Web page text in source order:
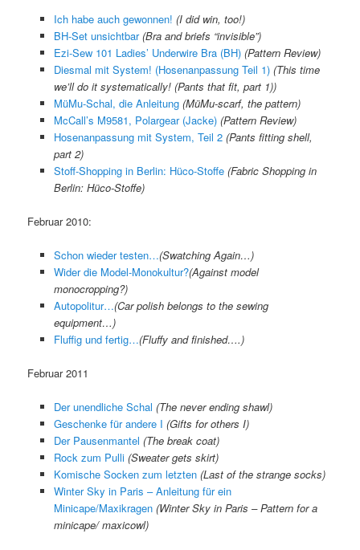
Ich habe auch gewonnen! (I did win, too!)
BH-Set unsichtbar (Bra and briefs “invisible”)
Ezi-Sew 101 Ladies’ Underwire Bra (BH) (Pattern Review)
Diesmal mit System! (Hosenanpassung Teil 1) (This time
we’ll do it systematically! (Pants that fit, part 1))
MüMu-Schal, die Anleitung (MüMu-scarf, the pattern)
McCall’s M9581, Polargear (Jacke) (Pattern Review)
Hosenanpassung mit System, Teil 2 (Pants fitting shell,
part 2)
Stoff-Shopping in Berlin: Hüco-Stoffe (Fabric Shopping in
Berlin: Hüco-Stoffe)
Februar 2010:
Schon wieder testen…(Swatching Again…)
Wider die Model-Monokultur?(Against model
monocropping?)
Autopolitur…(Car polish belongs to the sewing
equipment…)
Fluffig und fertig…(Fluffy and finished….)
Februar 2011
Der unendliche Schal (The never ending shawl)
Geschenke für andere I (Gifts for others I)
Der Pausenmantel (The break coat)
Rock zum Pulli (Sweater gets skirt)
Komische Socken zum letzten (Last of the strange socks)
Winter Sky in Paris – Anleitung für ein
Minicape/Maxikragen (Winter Sky in Paris – Pattern for a
minicape/ maxicowl)